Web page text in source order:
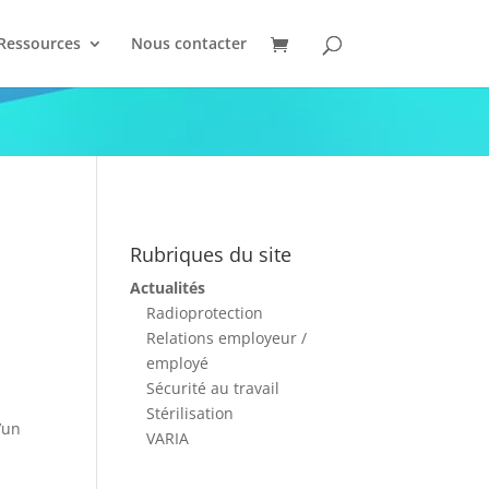
Nous contacter
Rubriques du site
Actualités
Radioprotection
Relations employeur /
employé
Sécurité au travail
Stérilisation
VARIA